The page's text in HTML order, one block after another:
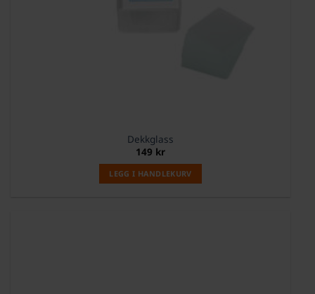
Dekkglass
149 kr
LEGG I HANDLEKURV